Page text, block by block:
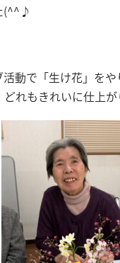
(^^♪
動で「生け花」を
れもきれいに仕上